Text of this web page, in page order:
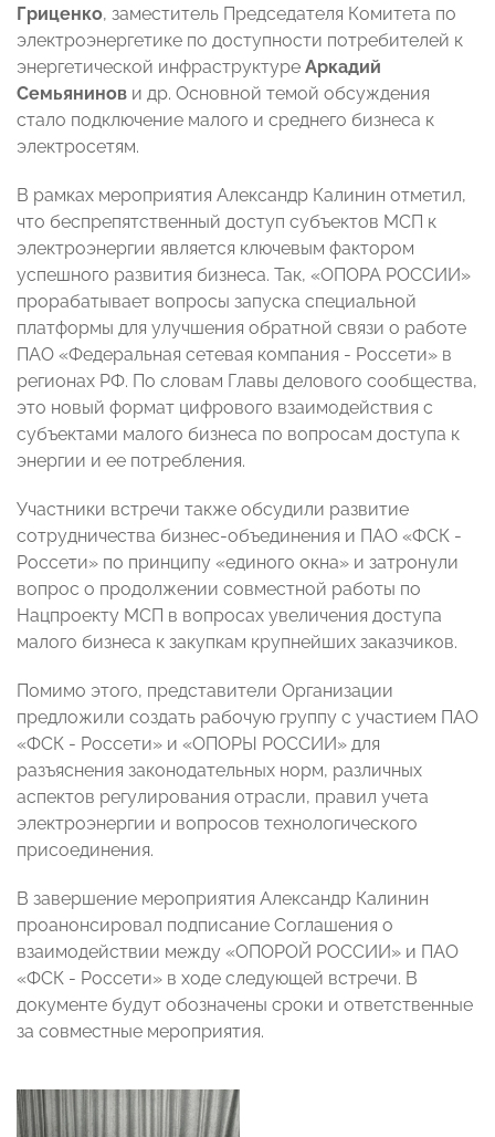
Гриценко, заместитель Председателя Комитета по
электроэнергетике по доступности потребителей к
энергетической инфраструктуре Аркадий
Семьянинов и др. Основной темой обсуждения
стало подключение малого и среднего бизнеса к
электросетям.
В рамках мероприятия Александр Калинин отметил,
что беспрепятственный доступ субъектов МСП к
электроэнергии является ключевым фактором
успешного развития бизнеса. Так, «ОПОРА РОССИИ»
прорабатывает вопросы запуска специальной
платформы для улучшения обратной связи о работе
ПАО «Федеральная сетевая компания - Россети» в
регионах РФ. По словам Главы делового сообщества,
это новый формат цифрового взаимодействия с
субъектами малого бизнеса по вопросам доступа к
энергии и ее потребления.
Участники встречи также обсудили развитие
сотрудничества бизнес-объединения и ПАО «ФСК -
Россети» по принципу «единого окна» и затронули
вопрос о продолжении совместной работы по
Нацпроекту МСП в вопросах увеличения доступа
малого бизнеса к закупкам крупнейших заказчиков.
Помимо этого, представители Организации
предложили создать рабочую группу с участием ПАО
«ФСК - Россети» и «ОПОРЫ РОССИИ» для
разъяснения законодательных норм, различных
аспектов регулирования отрасли, правил учета
электроэнергии и вопросов технологического
присоединения.
В завершение мероприятия Александр Калинин
проанонсировал подписание Соглашения о
взаимодействии между «ОПОРОЙ РОССИИ» и ПАО
«ФСК - Россети» в ходе следующей встречи. В
документе будут обозначены сроки и ответственные
за совместные мероприятия.